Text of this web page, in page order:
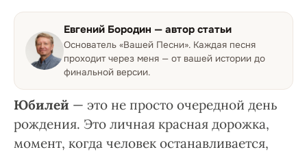
Евгений Бородин — автор статьи
Основатель «Вашей Песни». Каждая песня
проходит через меня — от вашей истории до
финальной версии.
Юбилей — это не просто очередной день
рождения. Это личная красная дорожка,
момент, когда человек останавливается,